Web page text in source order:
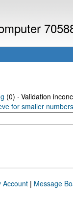
(0) · Validation
for smaller numbers
Account| Message